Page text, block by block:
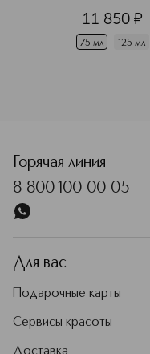
11 850 ¤
75 мл 125 мл
Горячая линия
8-800-100-00-05
Для вас
Подарочные карты
Сервисы красоты